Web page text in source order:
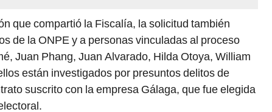
que compartió la Fiscalía, la solicitud también
de la ONPE y a personas vinculadas al proceso
Juan Phang, Juan Alvarado, Hilda Otoya, William
están investigados por presuntos delitos de
suscrito con la empresa Gálaga, que fue elegida